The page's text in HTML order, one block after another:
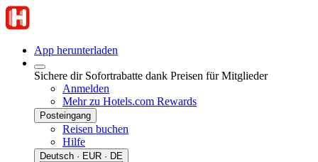
App herunterladen
Sichere dir Sofortrabatte dank Preisen für Mitglieder
Anmelden
Mehr zu Hotels.com Rewards
Posteingang
Reisen buchen
Hilfe
Deutsch · EUR · DE